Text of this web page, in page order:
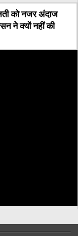
को नजर अंदाज
ने क्यों नहीं की